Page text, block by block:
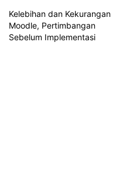
Kelebihan dan Kekurangan
Moodle, Pertimbangan
Sebelum Implementasi